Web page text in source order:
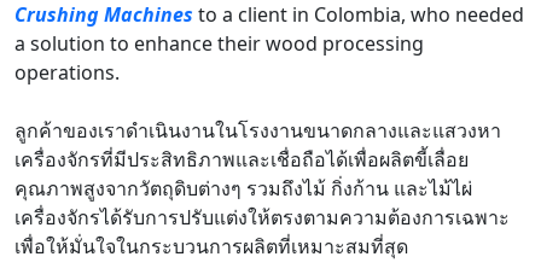
Crushing Machines to a client in Colombia, who needed
a solution to enhance their wood processing
operations.
ลูกค้าของเราดำเนินงานในโรงงานขนาดกลางและแสวงหา
เครื่องจักรที่มีประสิทธิภาพและเชื่อถือได้เพื่อผลิตขี้เลื่อย
คุณภาพสูงจากวัตถุดิบต่างๆ รวมถึงไม้ กิ่งก้าน และไม้ไผ่
เครื่องจักรได้รับการปรับแต่งให้ตรงตามความต้องการเฉพาะ
เพื่อให้มั่นใจในกระบวนการผลิตที่เหมาะสมที่สุด